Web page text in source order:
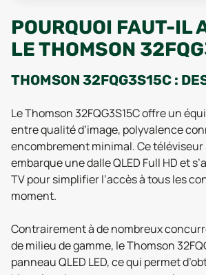
POURQUOI FAUT-IL
LE THOMSON
THOMSON 32FQG3S15C :
Le Thomson 32FQG3S15C offre un
entre qualité d’image, polyvalence
encombrement minimal. Ce téléviseur
embarque une dalle QLED Full HD et
TV pour simplifier l’accès à tous les
moment.
Contrairement à de nombreux
de milieu de gamme, le Thomson
panneau QLED LED, ce qui permet